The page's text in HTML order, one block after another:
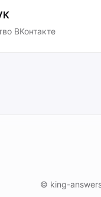
ВКонтакте
© king-